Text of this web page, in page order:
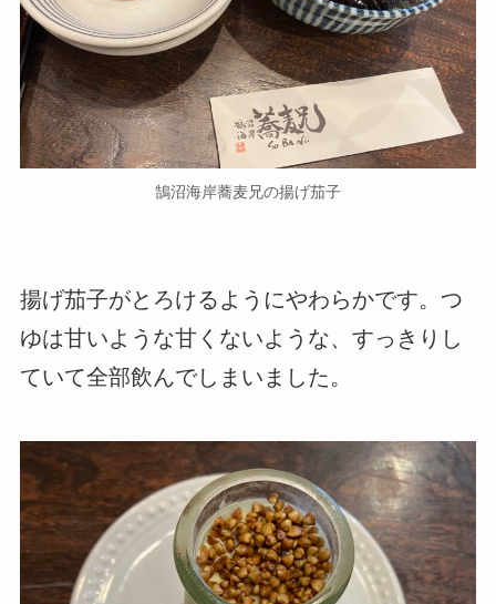
鵠沼海岸蕎麦兄の揚げ茄子
揚げ茄子がとろけるようにやわらかです。つ
ゆは甘いような甘くないような、すっきりし
ていて全部飲んでしまいました。